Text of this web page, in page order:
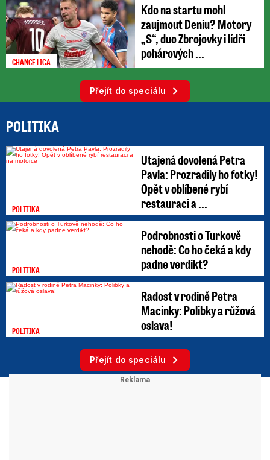
CHANCE LIGA
Kdo na startu mohl
zaujmout Deniu? Motory
„S“, duo Zbrojovky i lídři
pohárových ...
Přejít do speciálu
POLITIKA
POLITIKA
Utajená dovolená Petra
Pavla: Prozradily ho fotky!
Opět v oblíbené rybí
restauraci a ...
POLITIKA
Podrobnosti o Turkově
nehodě: Co ho čeká a kdy
padne verdikt?
POLITIKA
Radost v rodině Petra
Macinky: Polibky a růžová
oslava!
Přejít do speciálu